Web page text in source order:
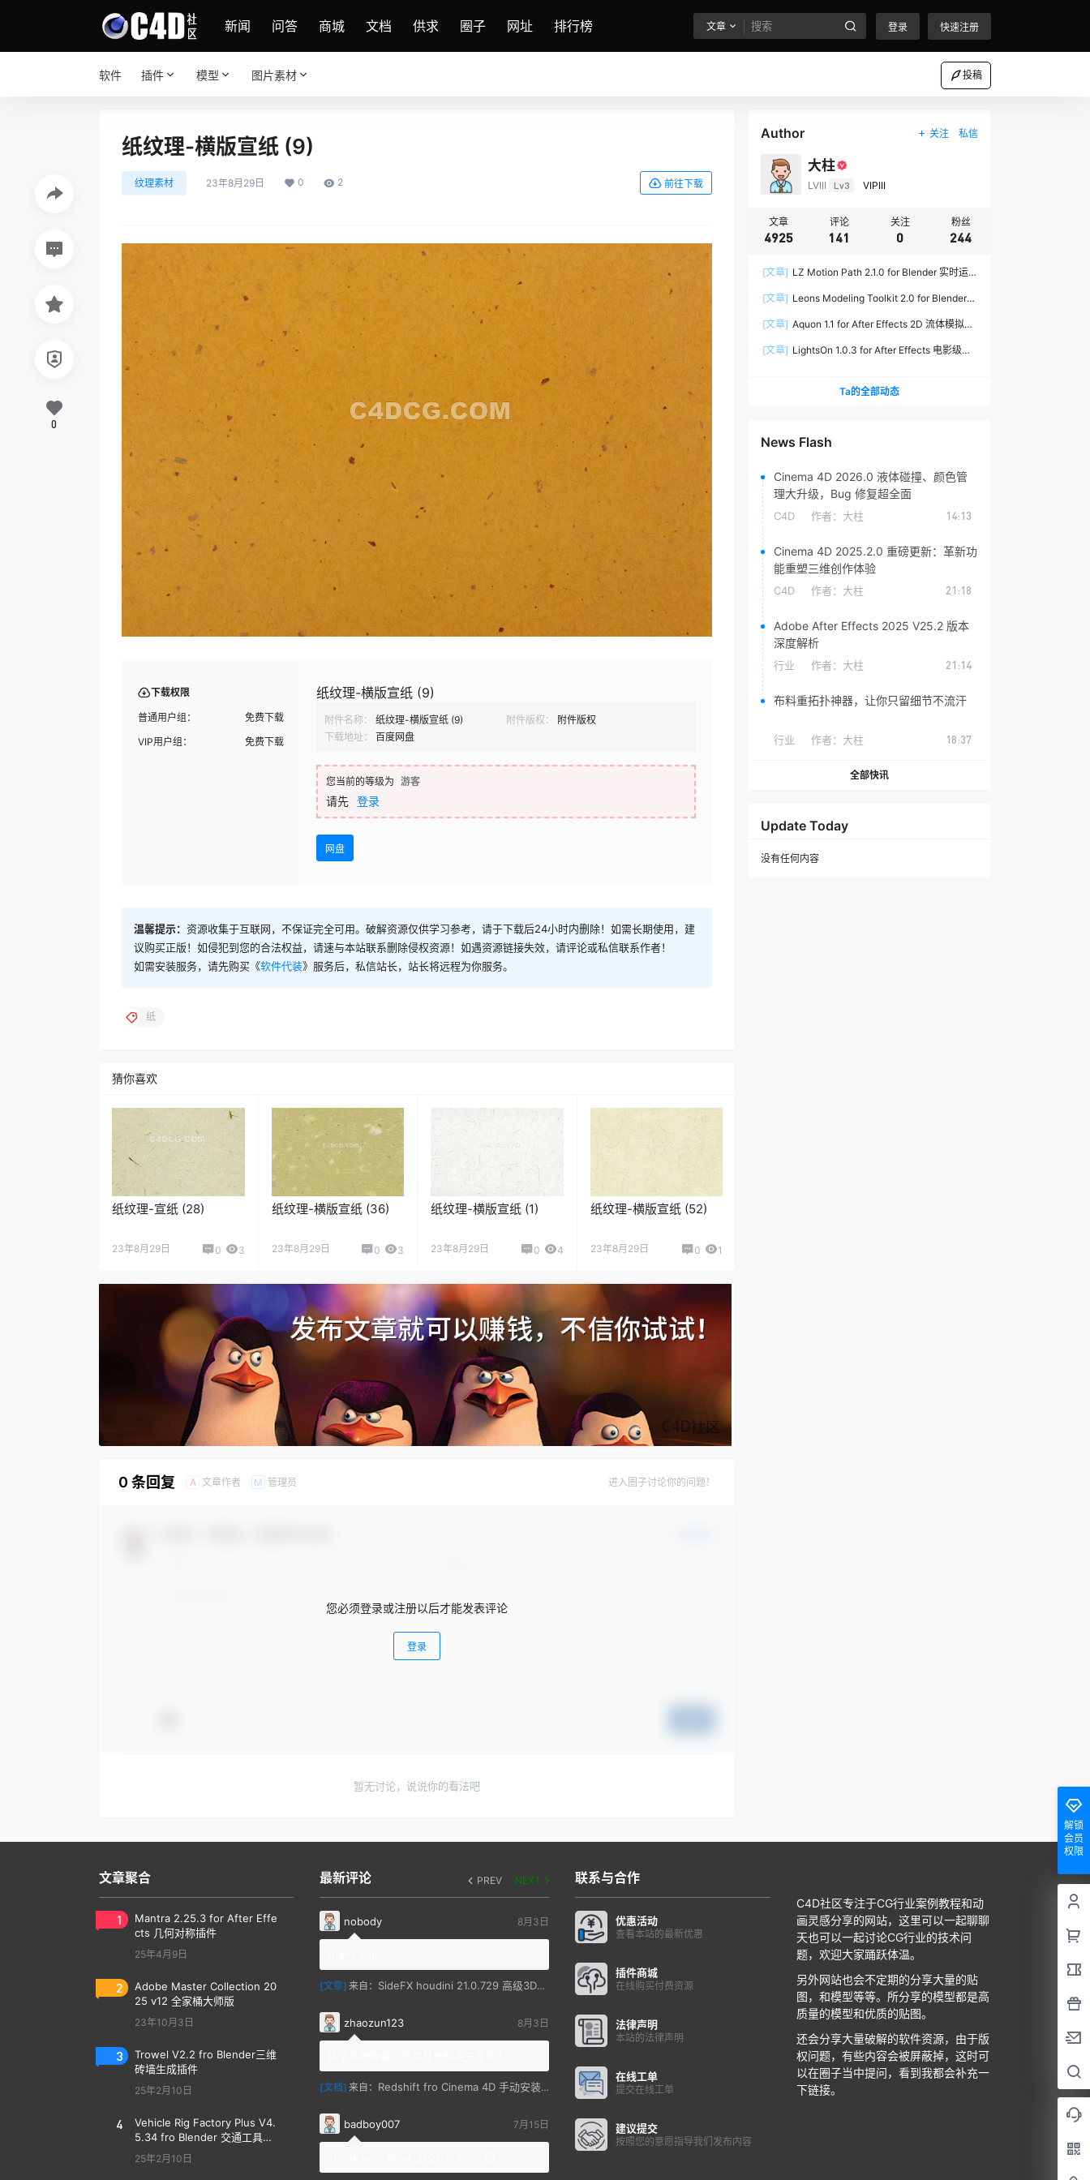
新闻 问答 商城 文档 供求 圈子 网址 排行榜 文章 登录 快速注册
软件 插件 模型 图片素材 投稿
纸纹理-横版宣纸 (9)
纹理素材 23年8月29日 0 2 前往下载
下载权限
普通用户组：
免费下载
VIP用户组：
免费下载
纸纹理-横版宣纸 (9)
附件名称： 纸纹理-横版宣纸 (9) 附件版权：
附件版权
下载地址：
百度网盘
您当前的等级为 游客
请先 登录
网盘
温馨提示： 资源收集于互联网，不保证完全可用。破解资源仅供学习参考，请于下载后24小时内删除！如需长期使用，建
议购买正版！如侵犯到您的合法权益，请速与本站联系删除侵权资源！如遇资源链接失效，请评论或私信联系作者！
如需安装服务，请先购买《软件代装》服务后，私信站长，站长将远程为你服务。
0
纸
猜你喜欢
纸纹理-宣纸 (28)
23年8月29日 0 3
纸纹理-横版宣纸 (36)
23年8月29日 0 3
纸纹理-横版宣纸 (1)
23年8月29日 0 4
纸纹理-横版宣纸 (52)
23年8月29日 0 1
0 条回复 A 文章作者 M 管理员 进入圈子讨论你的问题！
您必须登录或注册以后才能发表评论
登录
暂无讨论，说说你的看法吧
Author 关注 私信
大柱
LVIII Lv3 VIPIII
文章
4925
评论
141
关注
0
粉丝
244
[文章] LZ Motion Path 2.1.0 for Blender 实时运
[文章] Leons Modeling Toolkit 2.0 for Blender
[文章] Aquon 1.1 for After Effects 2D 流体模拟插
[文章] LightsOn 1.0.3 for After Effects 电影级镜
Ta的全部动态
News Flash
Cinema 4D 2026.0 液体碰撞、颜色管
理大升级，Bug 修复超全面
C4D 作者： 大柱 14:13
Cinema 4D 2025.2.0 重磅更新：革新功
能重塑三维创作体验
C4D 作者： 大柱 21:18
Adobe After Effects 2025 V25.2 版本
深度解析
行业 作者： 大柱 21:14
布料重拓扑神器，让你只留细节不流汗
行业 作者： 大柱 18:37
全部快讯
Update Today
没有任何内容
解锁
会员
权限
文章聚合
1
Mantra 2.25.3 for After Effe
cts 几何对称插件
25年4月9日
2
Adobe Master Collection 20
25 v12 全家桶大师版
23年10月3日
3
Trowel V2.2 fro Blender三维
砖墙生成插件
25年2月10日
4
Vehicle Rig Factory Plus V4.
5.34 fro Blender 交通工具汽
车绑定插件
25年2月10日
最新评论 PREV NEXT
nobody 8月3日
[文章] 来自： SideFX houdini 21.0.729 高级3D特效软件
zhaozun123 8月3日
[文档] 来自： Redshift fro Cinema 4D 手动安装教程
badboy007 7月15日
联系与合作
优惠活动
查看本站的最新优惠
插件商城
在线购买付费资源
法律声明
本站的法律声明
在线工单
提交在线工单
建议提交
按照您的意愿指导我们发布内容
C4D社区专注于CG行业案例教程和动
画灵感分享的网站，这里可以一起聊聊
天也可以一起讨论CG行业的技术问
题，欢迎大家踊跃体温。
另外网站也会不定期的分享大量的贴
图，和模型等等。所分享的模型都是高
质量的模型和优质的贴图。
还会分享大量破解的软件资源，由于版
权问题，有些内容会被屏蔽掉，这时可
以在圈子当中提问，看到我都会补充一
下链接。